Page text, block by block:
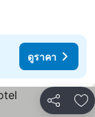
ดูราคา
แชร์ เ